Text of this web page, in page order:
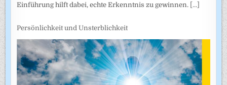
Einführung hilft dabei, echte Erkenntnis zu gewinnen. [...]
Persönlichkeit und Unsterblichkeit